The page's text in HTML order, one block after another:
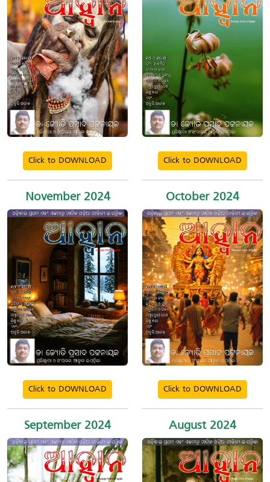
Click to DOWNLOAD Click to DOWNLOAD
November 2024
Click to DOWNLOAD
October 2024
Click to DOWNLOAD
September 2024 August 2024